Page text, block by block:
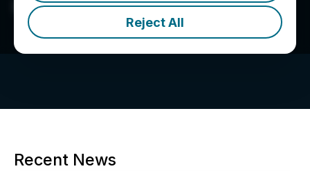
Reject All
OCIM Finance SA
Recent News